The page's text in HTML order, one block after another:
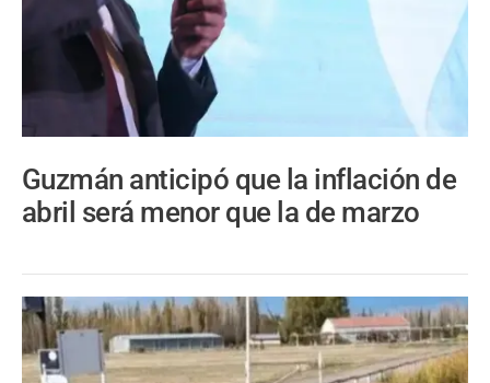
Guzmán anticipó que la inflación de
abril será menor que la de marzo